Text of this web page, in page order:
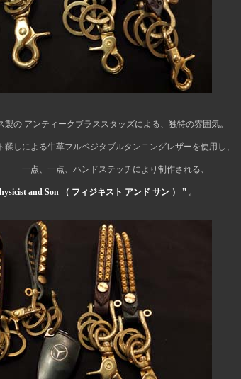
クブラススタッズによる、独特の雰囲気。
ルベジタブルタンニングレザーを使用し、
ドステッチにより制作される、
and Son （ フィジキスト アンド サン ） ” 。